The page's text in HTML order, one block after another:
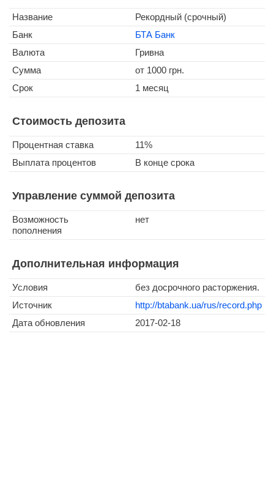
Название
Рекордный (срочный)
Банк
БТА Банк
Валюта
Гривна
Сумма
от 1000 грн.
Срок
1 месяц
Стоимость депозита
Процентная ставка
11%
Выплата процентов
В конце срока
Управление суммой депозита
Возможность
пополнения
нет
Дополнительная информация
Условия
без досрочного расторжения.
Источник
http://btabank.ua/rus/record.php
Дата обновления
2017-02-18